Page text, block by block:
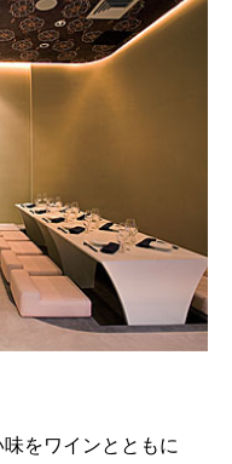
をワインとともに